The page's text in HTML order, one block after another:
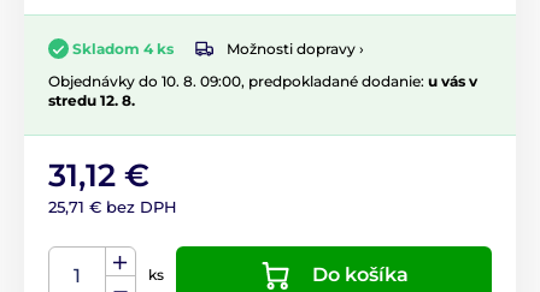
Skladom 4 ks
Možnosti dopravy ›
Objednávky do 10. 8. 09:00, predpokladané dodanie: u vás v
stredu 12. 8.
31,12 €
25,71 € bez DPH
ks Do košíka